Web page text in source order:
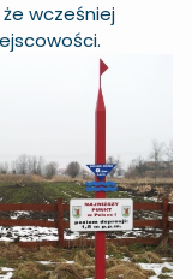
wcześniej